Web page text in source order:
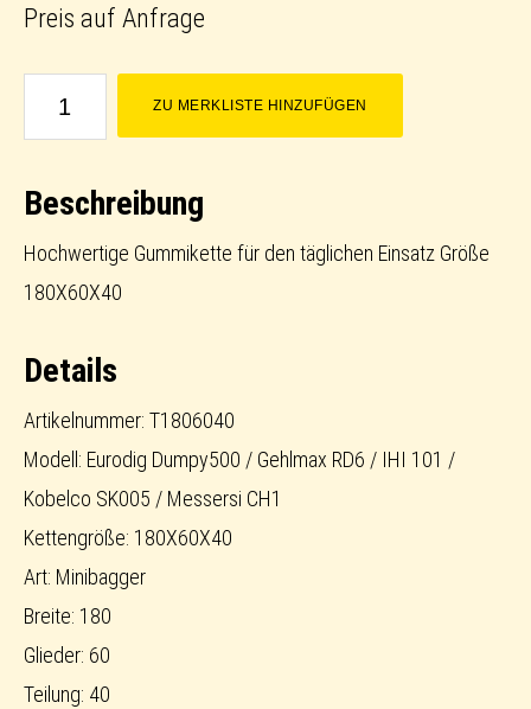
Preis auf Anfrage
Gummikette
Track
Standard
Menge
ZU MERKLISTE HINZUFÜGEN
Beschreibung
Hochwertige Gummikette für den täglichen Einsatz Größe
180X60X40
Details
Artikelnummer: T1806040
Modell: Eurodig Dumpy500 / Gehlmax RD6 / IHI 101 /
Kobelco SK005 / Messersi CH1
Kettengröße: 180X60X40
Art: Minibagger
Breite: 180
Glieder: 60
Teilung: 40